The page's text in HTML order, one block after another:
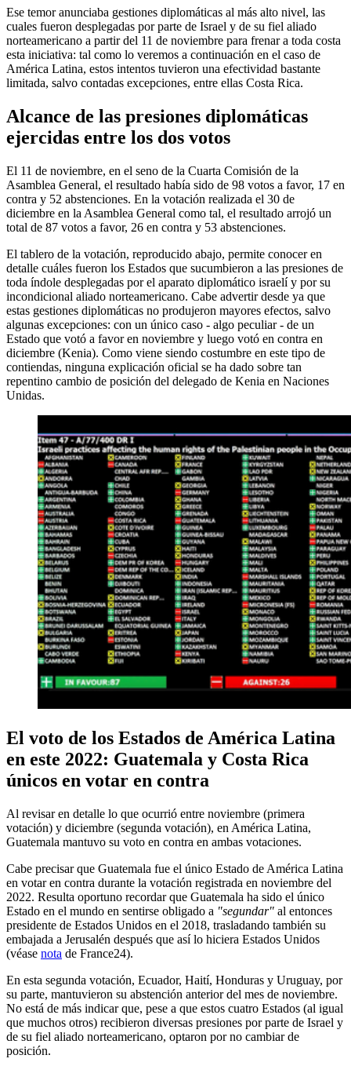
Ese temor anunciaba gestiones diplomáticas al más alto nivel, las
cuales fueron desplegadas por parte de Israel y de su fiel aliado
norteamericano a partir del 11 de noviembre para frenar a toda costa
esta iniciativa: tal como lo veremos a continuación en el caso de
América Latina, estos intentos tuvieron una efectividad bastante
limitada, salvo contadas excepciones, entre ellas Costa Rica.
Alcance de las presiones diplomáticas
ejercidas entre los dos votos
El 11 de noviembre, en el seno de la Cuarta Comisión de la
Asamblea General, el resultado había sido de 98 votos a favor, 17 en
contra y 52 abstenciones. En la votación realizada el 30 de
diciembre en la Asamblea General como tal, el resultado arrojó un
total de 87 votos a favor, 26 en contra y 53 abstenciones.
El tablero de la votación, reproducido abajo, permite conocer en
detalle cuáles fueron los Estados que sucumbieron a las presiones de
toda índole desplegadas por el aparato diplomático israelí y por su
incondicional aliado norteamericano. Cabe advertir desde ya que
estas gestiones diplomáticas no produjeron mayores efectos, salvo
algunas excepciones: con un único caso - algo peculiar - de un
Estado que votó a favor en noviembre y luego votó en contra en
diciembre (Kenia). Como viene siendo costumbre en este tipo de
contiendas, ninguna explicación oficial se ha dado sobre tan
repentino cambio de posición del delegado de Kenia en Naciones
Unidas.
El voto de los Estados de América Latina
en este 2022: Guatemala y Costa Rica
únicos en votar en contra
Al revisar en detalle lo que ocurrió entre noviembre (primera
votación) y diciembre (segunda votación), en América Latina,
Guatemala mantuvo su voto en contra en ambas votaciones.
Cabe precisar que Guatemala fue el único Estado de América Latina
en votar en contra durante la votación registrada en noviembre del
2022. Resulta oportuno recordar que Guatemala ha sido el único
Estado en el mundo en sentirse obligado a "segundar" al entonces
presidente de Estados Unidos en el 2018, trasladando también su
embajada a Jerusalén después que así lo hiciera Estados Unidos
(véase nota de France24).
En esta segunda votación, Ecuador, Haití, Honduras y Uruguay, por
su parte, mantuvieron su abstención anterior del mes de noviembre.
No está de más indicar que, pese a que estos cuatro Estados (al igual
que muchos otros) recibieron diversas presiones por parte de Israel y
de su fiel aliado norteamericano, optaron por no cambiar de
posición.